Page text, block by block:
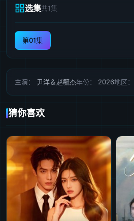
选集共1集
第01集
主演： 尹洋＆赵毓杰年份： 2026地区：
猜你喜欢